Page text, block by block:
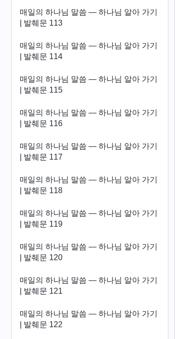
매일의 하나님 말씀 ― 하나님 알아 가기
| 발췌문 113
매일의 하나님 말씀 ― 하나님 알아 가기
| 발췌문 114
매일의 하나님 말씀 ― 하나님 알아 가기
| 발췌문 115
매일의 하나님 말씀 ― 하나님 알아 가기
| 발췌문 116
매일의 하나님 말씀 ― 하나님 알아 가기
| 발췌문 117
매일의 하나님 말씀 ― 하나님 알아 가기
| 발췌문 118
매일의 하나님 말씀 ― 하나님 알아 가기
| 발췌문 119
매일의 하나님 말씀 ― 하나님 알아 가기
| 발췌문 120
매일의 하나님 말씀 ― 하나님 알아 가기
| 발췌문 121
매일의 하나님 말씀 ― 하나님 알아 가기
| 발췌문 122